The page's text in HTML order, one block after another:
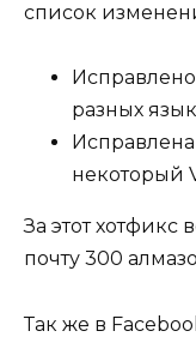
список
разных
некоторый
За этот хотфикс
почту 300
Так же в